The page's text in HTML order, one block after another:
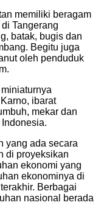
memiliki beragam
Tangerang
batak, bugis dan
Begitu juga
oleh penduduk
ibarat
mekar dan
yang ada secara
di proyeksikan
ekonomi yang
ekonominya di
Berbagai
nasional berada